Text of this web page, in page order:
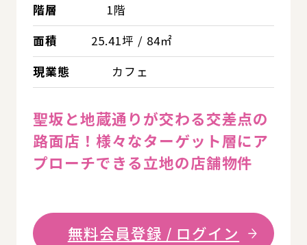
階層
1階
面積
25.41坪 / 84㎡
現業態
カフェ
聖坂と地蔵通りが交わる交差点の
路面店！様々なターゲット層にア
プローチできる立地の店舗物件
無料会員登録 / ログイン